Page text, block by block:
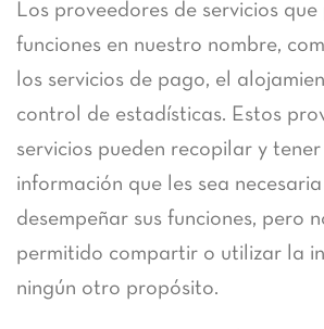
Los proveedores de servicios que
funciones en nuestro nombre,
los servicios de pago, el
control de estadísticas. Estos
servicios pueden recopilar y
información que les sea
desempeñar sus funciones, pero
permitido compartir o utilizar la
ningún otro propósito.